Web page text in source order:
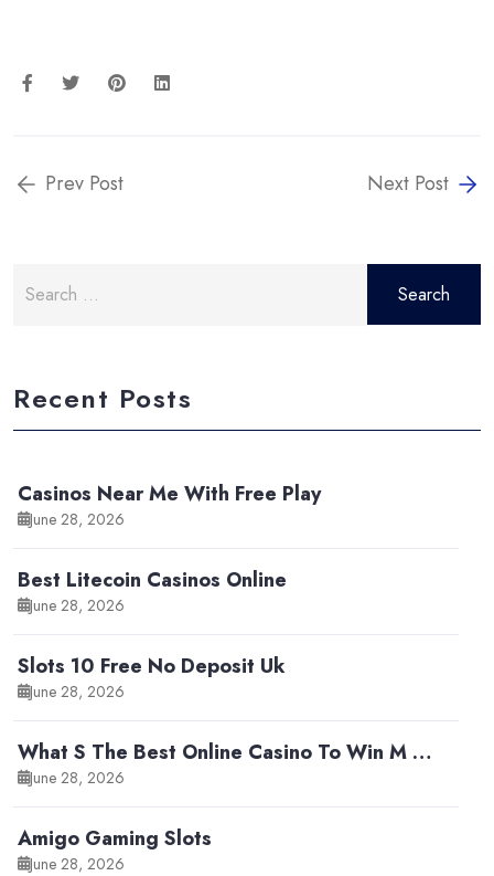
Prev Post Next Post
for:
Recent Posts
Casinos Near Me With Free Play
June 28, 2026
Best Litecoin Casinos Online
June 28, 2026
Slots 10 Free No Deposit Uk
June 28, 2026
What S The Best Online Casino To Win M …
June 28, 2026
Amigo Gaming Slots
June 28, 2026